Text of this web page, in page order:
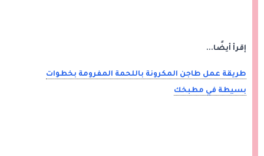
إقرأ أيضًا...
طريقة عمل طاجن المكرونة باللحمة المفرومة بخطوات
بسيطة في مطبخك